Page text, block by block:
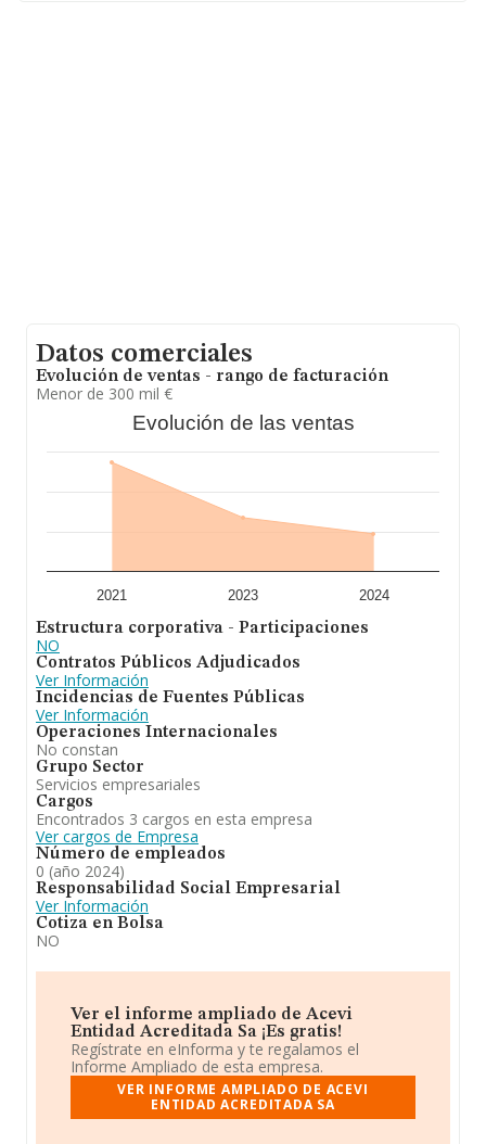
Datos comerciales
Evolución de ventas - rango de facturación
Menor de 300 mil €
Evolución de las ventas
2021 2023 2024
Estructura corporativa - Participaciones
NO
Contratos Públicos Adjudicados
Ver Información
Incidencias de Fuentes Públicas
Ver Información
Operaciones Internacionales
No constan
Grupo Sector
Servicios empresariales
Cargos
Encontrados 3 cargos en esta empresa
Ver cargos de Empresa
Número de empleados
0 (año 2024)
Responsabilidad Social Empresarial
Ver Información
Cotiza en Bolsa
NO
Ver el informe ampliado de Acevi
Entidad Acreditada Sa ¡Es gratis!
Regístrate en eInforma y te regalamos el
Informe Ampliado de esta empresa.
VER INFORME AMPLIADO DE ACEVI
ENTIDAD ACREDITADA SA